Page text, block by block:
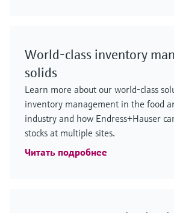
World-class inventory
solids
Learn more about our world-class
inventory management in the food
industry and how Endress+Hauser
stocks at multiple sites.
Читать подробнее